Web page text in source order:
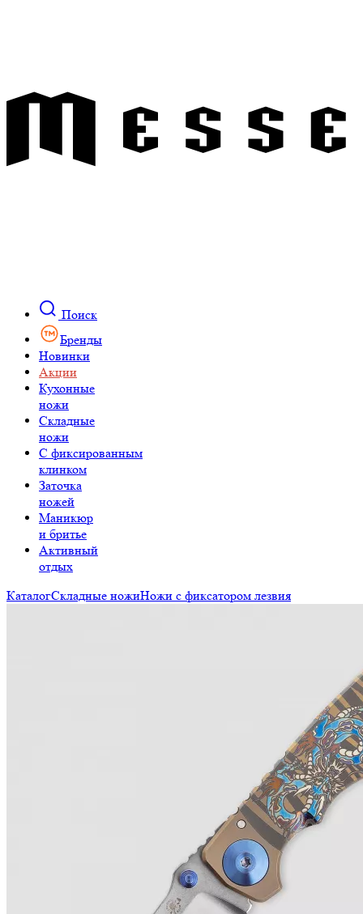
Поиск
Бренды
Новинки
Акции
Кухонные
ножи
Складные
ножи
C фиксированным
клинком
Заточка
ножей
Маникюр
и бритье
Активный
отдых
КаталогСкладные ножиНожи с фиксатором лезвия